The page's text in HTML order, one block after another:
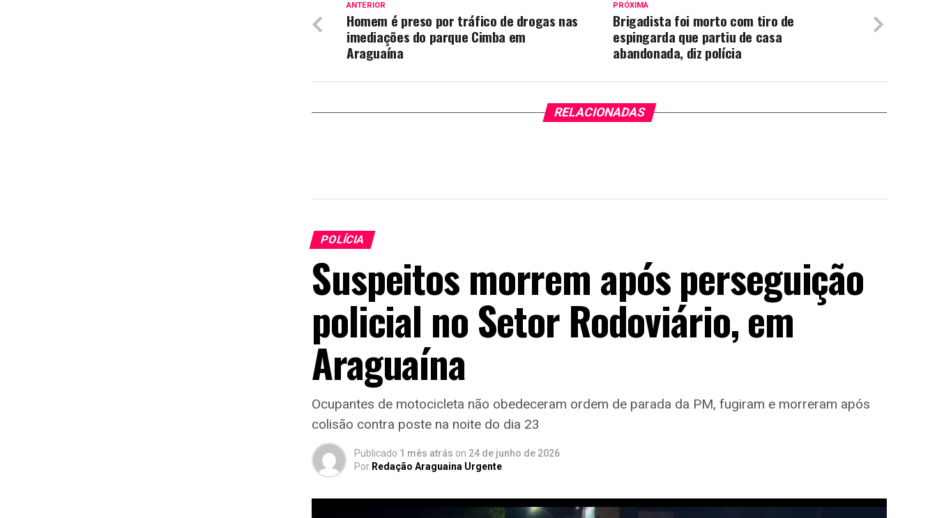
PRÓXIMA
Brigadista foi morto com tiro de
espingarda que partiu de casa
abandonada, diz polícia
ANTERIOR
Homem é preso por tráfico de drogas nas
imediações do parque Cimba em
Araguaína
RELACIONADAS
POLÍCIA
Suspeitos morrem após perseguição
policial no Setor Rodoviário, em
Araguaína
Ocupantes de motocicleta não obedeceram ordem de parada da PM, fugiram e morreram após
colisão contra poste na noite do dia 23
Publicado 1 mês atrás on 24 de junho de 2026
Por Redação Araguaina Urgente